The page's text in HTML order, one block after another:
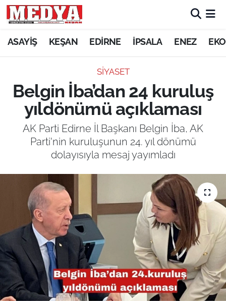
ASAYİŞ KEŞAN EDİRNE İPSALA ENEZ
SİYASET
Belgin İba’dan 24 kuruluş
yıldönümü açıklaması
AK Parti Edirne İl Başkanı Belgin İba, AK
Parti'nin kuruluşunun 24. yıl dönümü
dolayısıyla mesaj yayımladı
KEŞAN
ASAYİŞ
SİYASET
GÜNDEM
SAĞLIK
EĞİTİM
TARIM VE HAYVANCILIK
KÜLTÜR SANAT
RESMİ İLAN